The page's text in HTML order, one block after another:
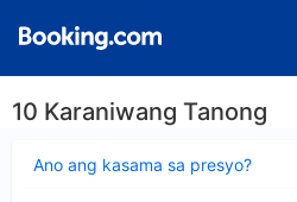
10 Karaniwang Tanong
Ano ang kasama sa presyo?
ang